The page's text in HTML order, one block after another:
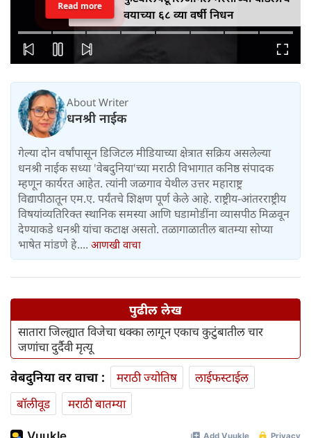
फुटबॉलपटू लिओनेल मेस्सीच्या वडिलांचे
Read more
About Writer
धनश्री नाईक
गेल्या दोन वर्षांपासून डिजिटल मीडियाच्या क्षेत्रात सक्रिय असलेल्या
धनश्री नाईक सध्या 'वेबदुनिया'च्या मराठी विभागात कनिष्ठ संपादक
म्हणून कार्यरत आहेत. त्यांनी जळगाव येथील उत्तर महाराष्ट्र
विद्यापीठातून एम.ए. पर्यंतचे शिक्षण पूर्ण केले आहे. राष्ट्रीय-आंतरराष्ट्रीय
विषयांव्यतिरिक्त स्थानिक समस्या आणि घडामोडींना व्यासपीठ मिळवून
देण्याकडे धनश्री यांचा कटाक्ष असतो. तळागाळातील बातम्या सोप्या
भाषेत मांडणे हे.... आणखी वाचा
पुढील लेख
सातारा जिल्ह्यात विजेचा धक्का लागून एकाच कुटुंबातील चार
जणांचा दुर्दैवी मृत्यू
वेबदुनिया वर वाचा : मराठी ज्योतिष
लाईफस्टाईल
बॉलीवूड
मराठी बातम्या